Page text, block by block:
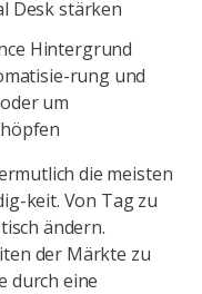
Desk stärken
Hintergrund
rung und
um
die meisten
keit. Von Tag zu
ändern.
der Märkte zu
durch eine